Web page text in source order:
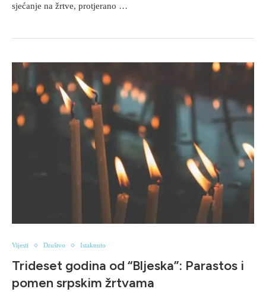
sjećanje na žrtve, protjerano …
Vijesti Društvo Istaknuto
Trideset godina od “Bljeska”: Parastos i
pomen srpskim žrtvama